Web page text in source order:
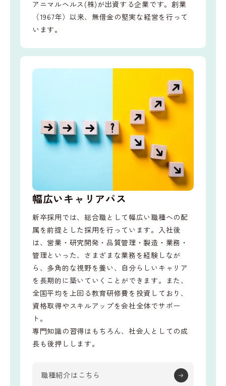
アニマルヘルス(株)が出資する企業です。創業
（1967年）以来、無借金の堅実な経営を行って
います。
幅広いキャリアパス
新卒採用では、総合職として幅広い職種への配
属を前提とした採用を行っています。入社後
は、営業・研究開発・品質管理・製造・業務・
管理といった、さまざまな業務を経験しなが
ら、多角的な視野を養い、自分らしいキャリア
を長期的に築いていくことができます。また、
全国平均を上回る教育研修費を投資しており、
資格取得やスキルアップを会社全体でサポー
ト。
専門知識の習得はもちろん、社会人としての成
長も後押しします。
職種紹介はこちら